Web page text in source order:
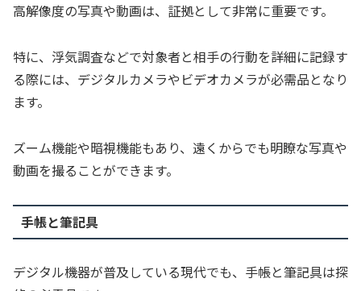
高解像度の写真や動画は、証拠として非常に重要です。
特に、浮気調査などで対象者と相手の行動を詳細に記録す
る際には、デジタルカメラやビデオカメラが必需品となり
ます。
ズーム機能や暗視機能もあり、遠くからでも明瞭な写真や
動画を撮ることができます。
手帳と筆記具
デジタル機器が普及している現代でも、手帳と筆記具は探